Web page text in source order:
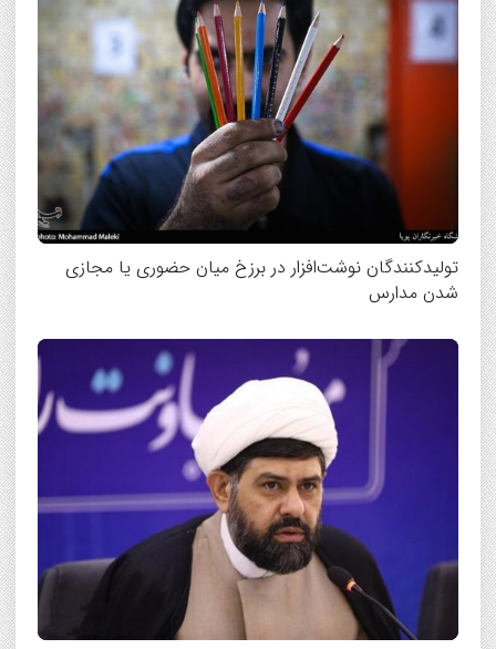
تولیدکنندگان نوشت‌افزار در برزخ میان حضوری یا مجازی
شدن مدارس